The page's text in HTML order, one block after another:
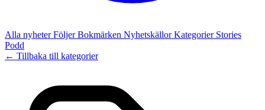
Alla nyheterFöljerBokmärken NyhetskällorKategorier Stories
Podd
← Tillbaka till kategorier